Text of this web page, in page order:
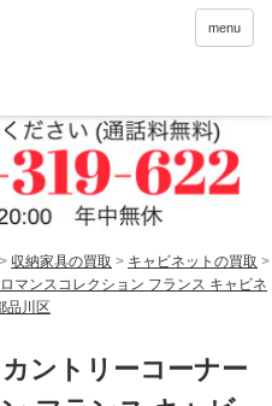
menu
> 収納家具の買取 > キャビネットの買取 >
マンスコレクション フランス キャビネ
品川区
ントリーコーナー